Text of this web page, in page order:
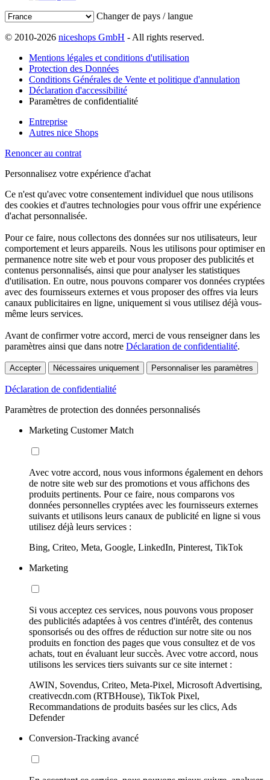
Changer de pays / langue
© 2010-2026 niceshops GmbH - All rights reserved.
Mentions légales et conditions d'utilisation
Protection des Données
Conditions Générales de Vente et politique d'annulation
Déclaration d'accessibilité
Paramètres de confidentialité
Entreprise
Autres nice Shops
Renoncer au contrat
Personnalisez votre expérience d'achat
Ce n'est qu'avec votre consentement individuel que nous utilisons
des cookies et d'autres technologies pour vous offrir une expérience
d'achat personnalisée.
Pour ce faire, nous collectons des données sur nos utilisateurs, leur
comportement et leurs appareils. Nous les utilisons pour optimiser en
permanence notre site web et pour vous proposer des publicités et
contenus personnalisés, ainsi que pour analyser les statistiques
d'utilisation. En outre, nous pouvons comparer vos données cryptées
avec des fournisseurs externes et vous proposer des offres via leurs
canaux publicitaires en ligne, uniquement si vous utilisez déjà vous-
même leurs services.
Avant de confirmer votre accord, merci de vous renseigner dans les
paramètres ainsi que dans notre Déclaration de confidentialité.
Accepter Nécessaires uniquement Personnaliser les paramètres
Déclaration de confidentialité
Paramètres de protection des données personnalisés
Marketing Customer Match
Avec votre accord, nous vous informons également en dehors
de notre site web sur des promotions et vous affichons des
produits pertinents. Pour ce faire, nous comparons vos
données personnelles cryptées avec les fournisseurs externes
suivants et utilisons leurs canaux de publicité en ligne si vous
utilisez déjà leurs services :
Bing, Criteo, Meta, Google, LinkedIn, Pinterest, TikTok
Marketing
Si vous acceptez ces services, nous pouvons vous proposer
des publicités adaptées à vos centres d'intérêt, des contenus
sponsorisés ou des offres de réduction sur notre site ou nos
produits en fonction des pages que vous consultez et de vos
achats, tout en évaluant leur succès. Avec votre accord, nous
utilisons les services tiers suivants sur ce site internet :
AWIN, Sovendus, Criteo, Meta-Pixel, Microsoft Advertising,
creativecdn.com (RTBHouse), TikTok Pixel,
Recommandations de produits basées sur les clics, Ads
Defender
Conversion-Tracking avancé